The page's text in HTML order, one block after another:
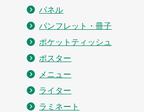
パネル
パンフレット・冊子
ポケットティッシュ
ポスター
メニュー
ライター
ラミネート